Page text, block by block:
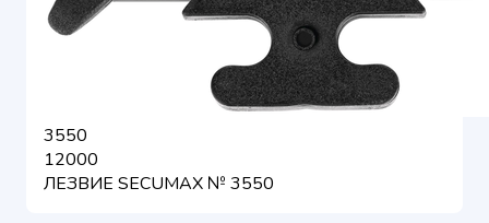
3550
12000
ЛЕЗВИЕ SECUMAX № 3550